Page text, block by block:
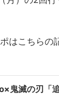
はこちらの
鬼滅の刃「